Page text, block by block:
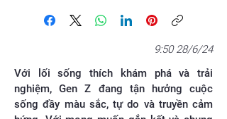
9:50 28/6/24
Với lối sống thích khám phá và trải
nghiệm, Gen Z đang tận hưởng cuộc
sống đầy màu sắc, tự do và truyền cảm